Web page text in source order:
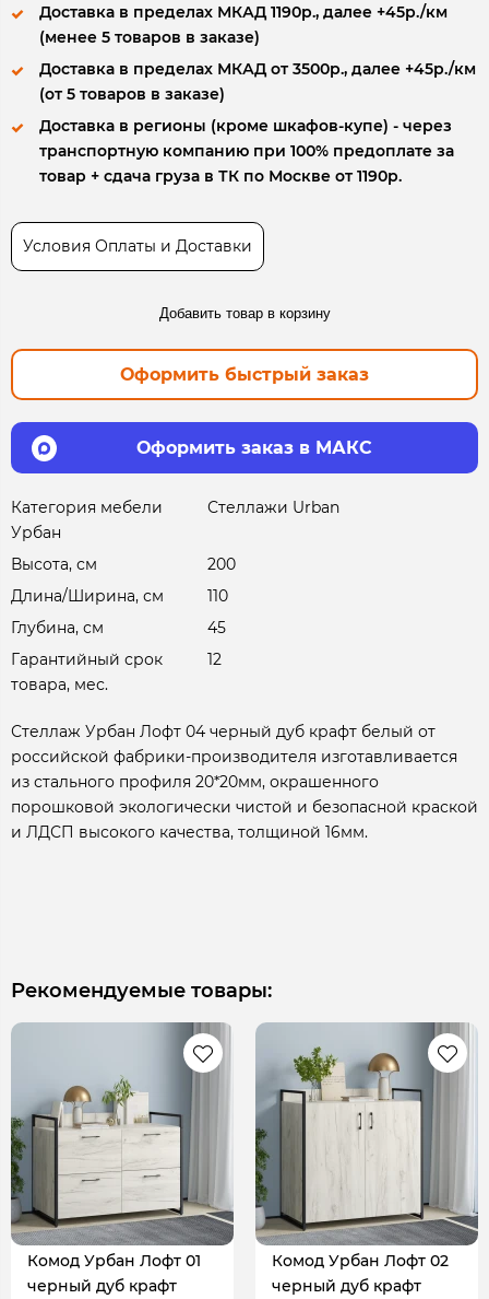
Доставка в пределах МКАД 1190р., далее +45р./км
(менее 5 товаров в заказе)
Доставка в пределах МКАД от 3500р., далее +45р./км
(от 5 товаров в заказе)
Доставка в регионы (кроме шкафов-купе) - через
транспортную компанию при 100% предоплате за
товар + сдача груза в ТК по Москве от 1190р.
Условия Оплаты и Доставки
Добавить товар в корзину
Оформить быстрый заказ
Оформить заказ в МАКС
Категория мебели
Урбан
Стеллажи Urban
Высота, см
200
Длина/Ширина, см
110
Глубина, см
45
Гарантийный срок
товара, мес.
12
Стеллаж Урбан Лофт 04 черный дуб крафт белый от
российской фабрики-производителя изготавливается
из стального профиля 20*20мм, окрашенного
порошковой экологически чистой и безопасной краской
и ЛДСП высокого качества, толщиной 16мм.
Рекомендуемые товары:
Комод Урбан Лофт 01
черный дуб крафт
Комод Урбан Лофт 02
черный дуб крафт